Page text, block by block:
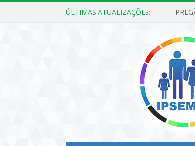
ÚLTIMAS ATUALIZAÇÕES: